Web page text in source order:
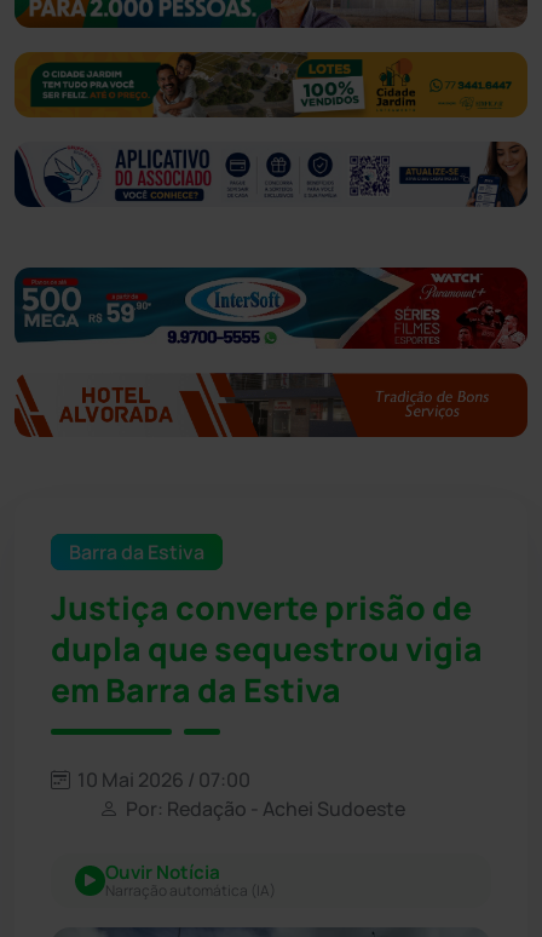
Barra da Estiva
Justiça converte prisão de
dupla que sequestrou vigia
em Barra da Estiva
10 Mai 2026 / 07:00
Por: Redação - Achei Sudoeste
Ouvir Notícia
Narração automática (IA)